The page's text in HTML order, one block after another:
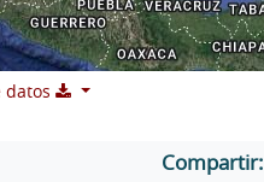
datos
Compartir: